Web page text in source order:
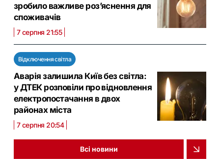
зробило важливе роз’яснення для
споживачів
7 серпня 21:55
Відключення світла
Аварія залишила Київ без світла:
у ДТЕК розповіли про відновлення
електропостачання в двох
районах міста
7 серпня 20:54
Всі новини